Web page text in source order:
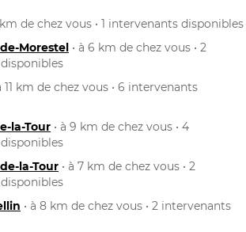
km de chez vous • 1 intervenants disponibles
Morestel • à 6 km de chez vous • 2
11 km de chez vous • 6 intervenants
la-Tour • à 9 km de chez vous • 4
la-Tour • à 7 km de chez vous • 2
• à 8 km de chez vous • 2 intervenants